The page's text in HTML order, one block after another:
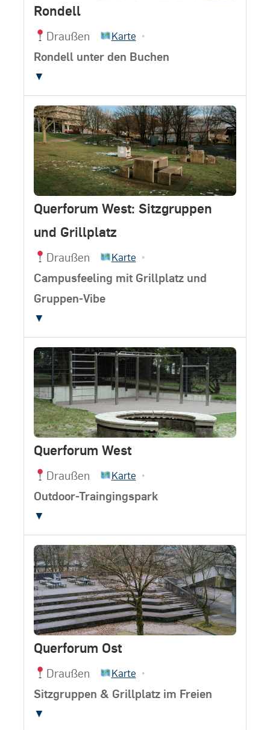
Rondell
Draußen Karte •
Rondell unter den Buchen
▼
Querforum West: Sitzgruppen
und Grillplatz
Draußen Karte •
Campusfeeling mit Grillplatz und
Gruppen-Vibe
▼
Querforum West
Draußen Karte •
Outdoor-Traingingspark
▼
Querforum Ost
Draußen Karte •
Sitzgruppen & Grillplatz im Freien
▼